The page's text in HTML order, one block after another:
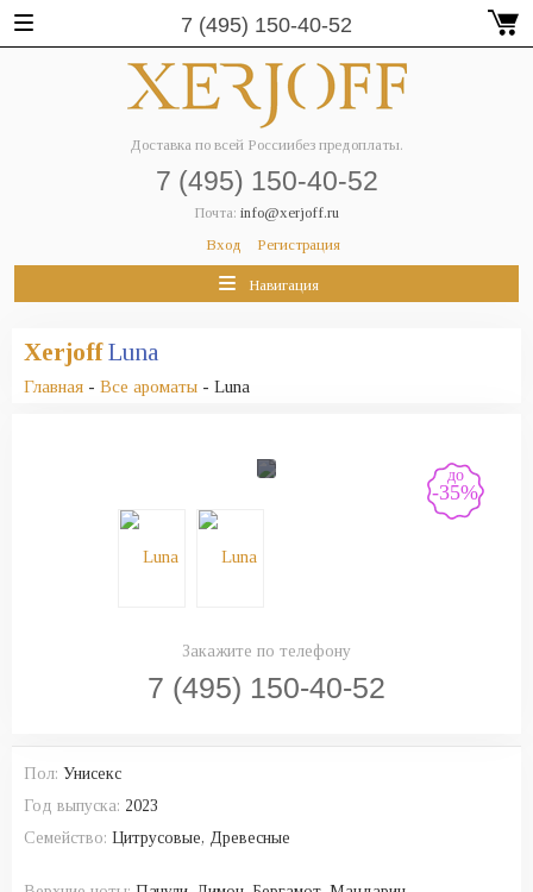
7 (495) 150-40-52
Доставка по всей Россиибез предоплаты.
7 (495) 150-40-52
Почта: info@xerjoff.ru
Вход
Регистрация
Навигация
XerjoffLuna
Главная - Все ароматы - Luna
до
-35%
Закажите по телефону
7 (495) 150-40-52
Пол: Унисекс
Год выпуска: 2023
Семейство: Цитрусовые, Древесные